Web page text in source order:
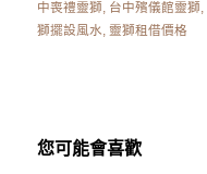
中喪禮靈獅
台中殯儀館靈獅
獅擺設風水
靈獅租借價格
您可能會喜歡